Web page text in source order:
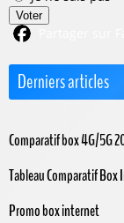
Voter
Derniers articles
Comparatif box 4G/5G
Tableau Comparatif
Promo box internet